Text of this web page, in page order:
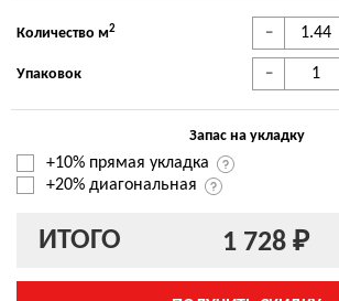
Количество м2 -
Упаковок -
Запас на укладку
+10% прямая укладка
+20% диагональная
ИТОГО 1 728 ₽